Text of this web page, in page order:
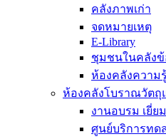
คลังภาพเก่า
จดหมายเหตุ
E-Library
ชุมชนในคลัง
ห้องคลังความรู้
ห้องคลังโบราณวัตถุ
งานอบรม เยี่ย
ศูนย์บริการทด